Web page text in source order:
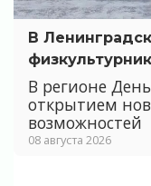
В
В регионе
открытием
возможностей
08 августа 2026